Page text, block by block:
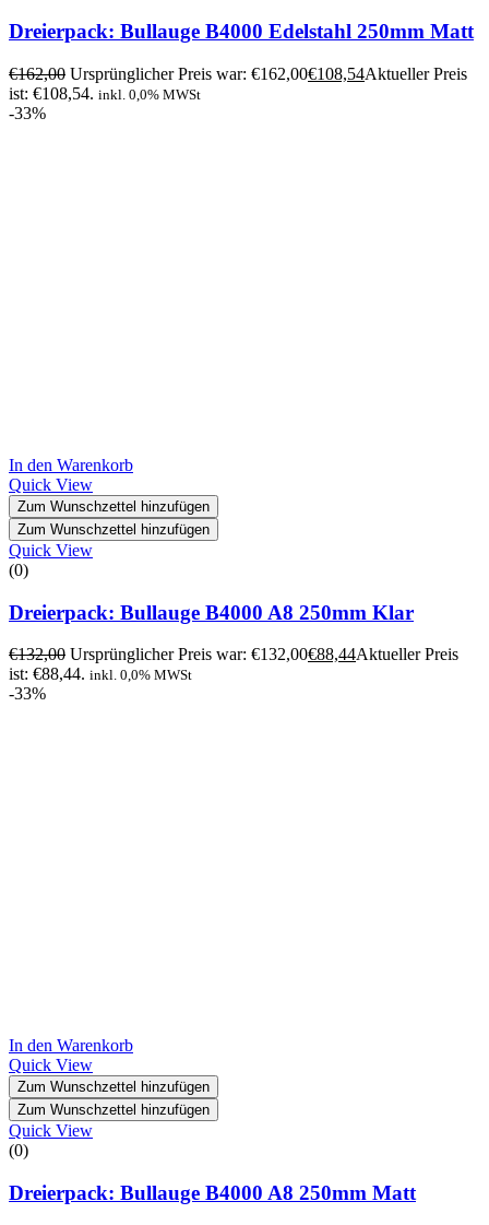
Dreierpack: Bullauge B4000 Edelstahl 250mm Matt
€162,00 Ursprünglicher Preis war: €162,00€108,54Aktueller Preis
ist: €108,54. inkl. 0,0% MWSt
-33%
In den Warenkorb
Quick View
Zum Wunschzettel hinzufügen
Zum Wunschzettel hinzufügen
Quick View
(0)
Dreierpack: Bullauge B4000 A8 250mm Klar
€132,00 Ursprünglicher Preis war: €132,00€88,44Aktueller Preis
ist: €88,44. inkl. 0,0% MWSt
-33%
In den Warenkorb
Quick View
Zum Wunschzettel hinzufügen
Zum Wunschzettel hinzufügen
Quick View
(0)
Dreierpack: Bullauge B4000 A8 250mm Matt